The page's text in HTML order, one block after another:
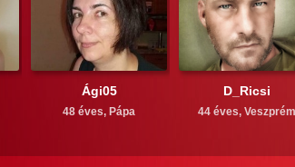
Ági05
48 éves, Pápa
D_Ricsi
44 éves, Veszprém